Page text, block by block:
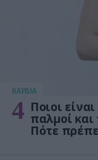
KΑΡΔΙΑ
4 Ποιοι
παλμοί και
Πότε